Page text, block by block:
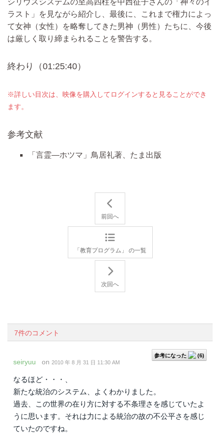
シリウスシステムの至高四柱を中西征子さんの「神々のイ
ラスト」を見ながら紹介し、最後に、これまで権力によっ
て女神（女性）を略奪してきた男神（男性）たちに、今後
は厳しく取り締まられることを警告する。
終わり（01:25:40）
※詳しい目次は、映像を購入してログインすると見ることができ
ます。
参考文献
「言霊―ホツマ」鳥居礼著、たま出版
前回へ
「教育プログラム」 の一覧
次回へ
7件のコメント
参考になった (6)
seiryuu on 2010 年 8 月 31 日 11:30 AM
なるほど・・・、
新たな統治のシステム、よくわかりました。
過去、この世界の在り方に対する不条理さを感じていたよ
うに思います。それは力による統治の故の不公平さを感じ
ていたのですね。